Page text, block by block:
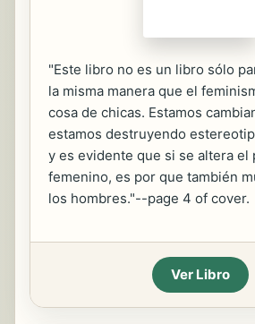
"Este libro no es un libro sólo
la misma manera que el
cosa de chicas. Estamos
estamos destruyendo
y es evidente que si se altera el
femenino, es por que también
los hombres."--page 4 of cover.
Ver Libro